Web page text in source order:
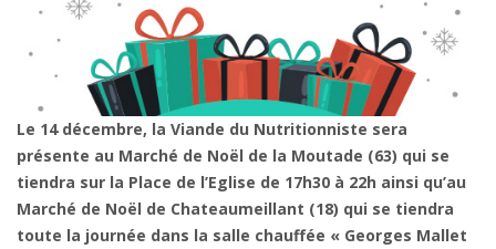
Le 14 décembre, la Viande du Nutritionniste sera
présente au Marché de Noël de la Moutade (63) qui se
tiendra sur la Place de l’Eglise de 17h30 à 22h ainsi qu’au
Marché de Noël de Chateaumeillant (18) qui se tiendra
toute la journée dans la salle chauffée « Georges Mallet